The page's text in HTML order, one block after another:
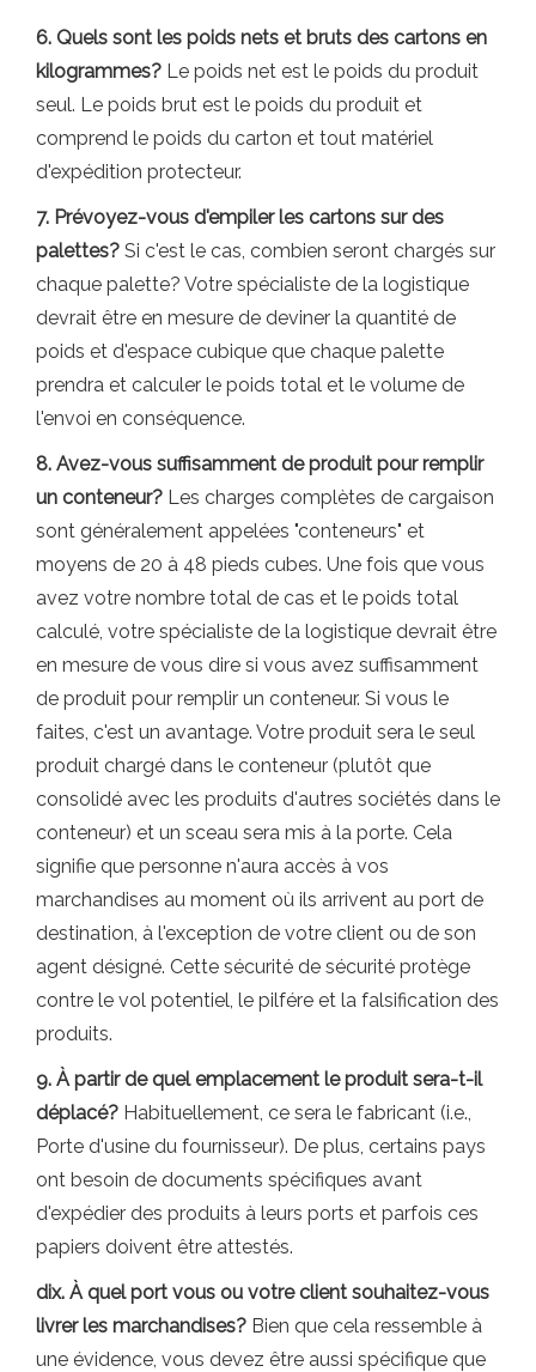
6. Quels sont les poids nets et bruts des cartons en
kilogrammes? Le poids net est le poids du produit
seul. Le poids brut est le poids du produit et
comprend le poids du carton et tout matériel
d'expédition protecteur.
7. Prévoyez-vous d'empiler les cartons sur des
palettes? Si c'est le cas, combien seront chargés sur
chaque palette? Votre spécialiste de la logistique
devrait être en mesure de deviner la quantité de
poids et d'espace cubique que chaque palette
prendra et calculer le poids total et le volume de
l'envoi en conséquence.
8. Avez-vous suffisamment de produit pour remplir
un conteneur? Les charges complètes de cargaison
sont généralement appelées "conteneurs" et
moyens de 20 à 48 pieds cubes. Une fois que vous
avez votre nombre total de cas et le poids total
calculé, votre spécialiste de la logistique devrait être
en mesure de vous dire si vous avez suffisamment
de produit pour remplir un conteneur. Si vous le
faites, c'est un avantage. Votre produit sera le seul
produit chargé dans le conteneur (plutôt que
consolidé avec les produits d'autres sociétés dans le
conteneur) et un sceau sera mis à la porte. Cela
signifie que personne n'aura accès à vos
marchandises au moment où ils arrivent au port de
destination, à l'exception de votre client ou de son
agent désigné. Cette sécurité de sécurité protège
contre le vol potentiel, le pilfére et la falsification des
produits.
9. À partir de quel emplacement le produit sera-t-il
déplacé? Habituellement, ce sera le fabricant (i.e.,
Porte d'usine du fournisseur). De plus, certains pays
ont besoin de documents spécifiques avant
d'expédier des produits à leurs ports et parfois ces
papiers doivent être attestés.
dix. À quel port vous ou votre client souhaitez-vous
livrer les marchandises? Bien que cela ressemble à
une évidence, vous devez être aussi spécifique que